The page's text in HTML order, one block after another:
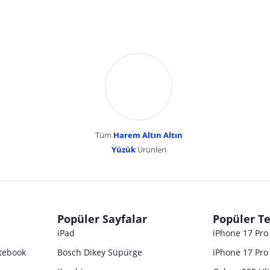
YENİBOSNA MERKEZ MAH LADİN SOK
Tüm Harem Altın Altın
YüzükÜrünleri
Popüler Sayfalar
iPad
Bosch Dikey Süpürge
Popüler
iPhone 17
iPhone 17 Pro